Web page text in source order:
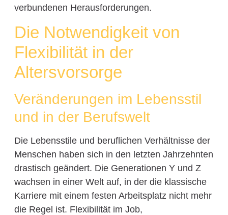
verbundenen Herausforderungen.
Die Notwendigkeit von
Flexibilität in der
Altersvorsorge
Veränderungen im Lebensstil
und in der Berufswelt
Die Lebensstile und beruflichen Verhältnisse der
Menschen haben sich in den letzten Jahrzehnten
drastisch geändert. Die Generationen Y und Z
wachsen in einer Welt auf, in der die klassische
Karriere mit einem festen Arbeitsplatz nicht mehr
die Regel ist. Flexibilität im Job,